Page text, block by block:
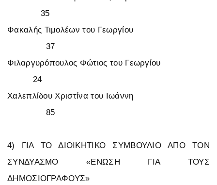
35
Φακαλής Τιμολέων του Γεωργίου
37
Φιλαργυρόπουλος Φώτιος του Γεωργίου
24
Χαλεπλίδου Χριστίνα του Ιωάννη
85
4) ΓΙΑ ΤΟ ΔΙΟΙΚΗΤΙΚΟ ΣΥΜΒΟΥΛΙΟ ΑΠΟ ΤΟΝ
ΣΥΝΔΥΑΣΜΟ «ΕΝΩΣΗ ΓΙΑ ΤΟΥΣ
ΔΗΜΟΣΙΟΓΡΑΦΟΥΣ»